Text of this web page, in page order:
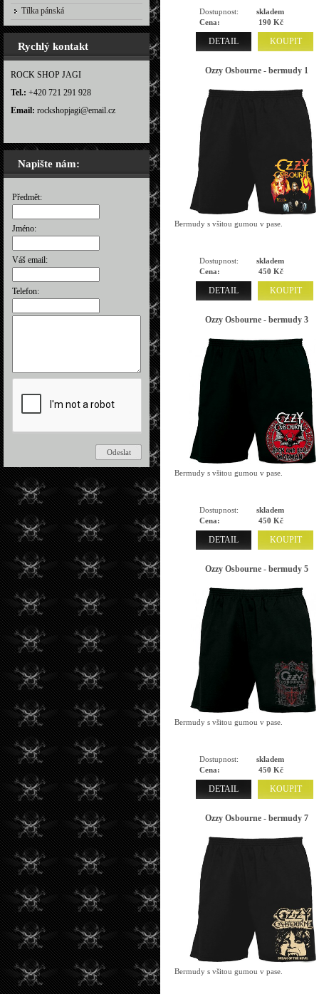
Tílka pánská
Rychlý kontakt
ROCK SHOP JAGI
Tel.: +420 721 291 928
Email: rockshopjagi@email.cz
Napište nám:
Předmět:
Jméno:
Váš email:
Telefon:
Dostupnost:
skladem
Cena:
190 Kč
KOUPIT
DETAIL
Ozzy Osbourne - bermudy 1
Bermudy s všitou gumou v pase.
Dostupnost:
skladem
Cena:
450 Kč
KOUPIT
DETAIL
Ozzy Osbourne - bermudy 3
Bermudy s všitou gumou v pase.
Dostupnost:
skladem
Cena:
450 Kč
KOUPIT
DETAIL
Ozzy Osbourne - bermudy 5
Bermudy s všitou gumou v pase.
Dostupnost:
skladem
Cena:
450 Kč
KOUPIT
DETAIL
Ozzy Osbourne - bermudy 7
Bermudy s všitou gumou v pase.